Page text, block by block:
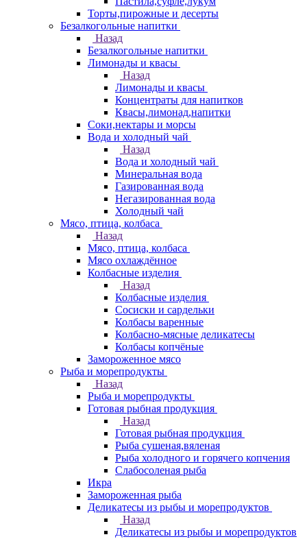
Торты,пирожные и десерты
Безалкогольные напитки
Назад
Безалкогольные напитки
Лимонады и квасы
Назад
Лимонады и квасы
Концентраты для напитков
Квасы,лимонад,напитки
Соки,нектары и морсы
Вода и холодный чай
Назад
Вода и холодный чай
Минеральная вода
Газированная вода
Негазированная вода
Холодный чай
Мясо, птица, колбаса
Назад
Мясо, птица, колбаса
Мясо охлаждённое
Колбасные изделия
Назад
Колбасные изделия
Сосиски и сардельки
Колбасы варенные
Колбасно-мясные деликатесы
Колбасы копчёные
Замороженное мясо
Рыба и морепродукты
Назад
Рыба и морепродукты
Готовая рыбная продукция
Назад
Готовая рыбная продукция
Рыба сушеная,вяленая
Рыба холодного и горячего копчения
Слабосоленая рыба
Икра
Замороженная рыба
Деликатесы из рыбы и морепродуктов
Назад
Деликатесы из рыбы и морепродуктов